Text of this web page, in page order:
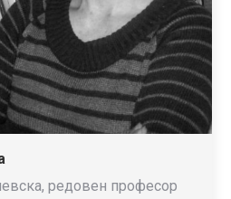
редовен професор